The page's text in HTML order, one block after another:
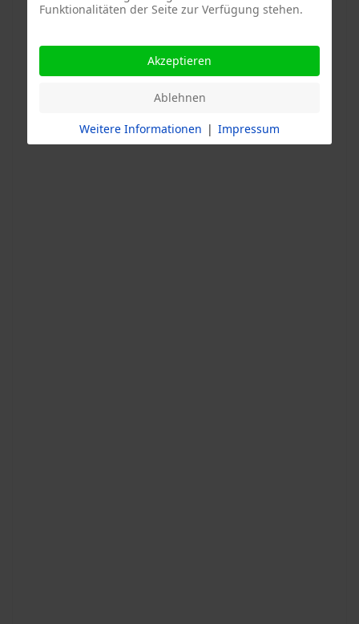
Funktionalitäten der Seite zur Verfügung stehen.
Akzeptieren
Ablehnen
Weitere Informationen | Impressum